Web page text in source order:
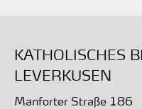
KATHOLISCHES
LEVERKUSEN
Manforter Straße 186